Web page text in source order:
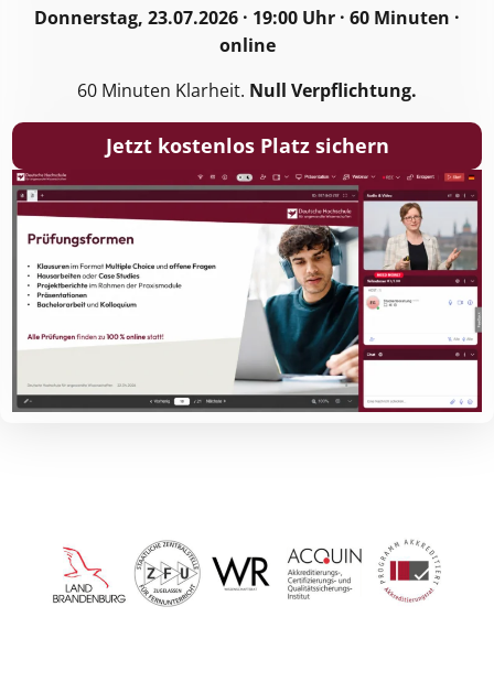
Donnerstag, 23.07.2026 · 19:00 Uhr · 60 Minuten ·
online
60 Minuten Klarheit. Null Verpflichtung.
Jetzt kostenlos Platz sichern